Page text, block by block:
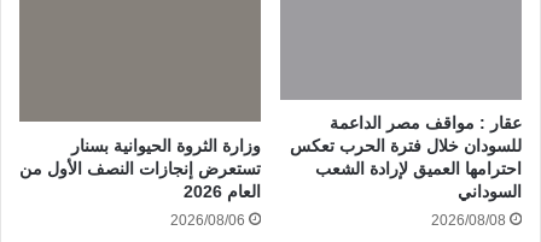
عقار : مواقف مصر الداعمة
للسودان خلال فترة الحرب تعكس
احترامها العميق لإرادة الشعب
السوداني
2026/08/08
وزارة الثروة الحيوانية بسنار
تستعرض إنجازات النصف الأول من
العام 2026
2026/08/06